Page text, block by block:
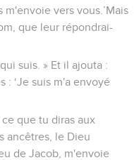
m'envoie vers vous.’Mais
que leur répondrai-
suis. » Et il ajouta :
: ‘Je suis m'a envoyé
que tu diras aux
ancêtres, le Dieu
de Jacob, m'envoie